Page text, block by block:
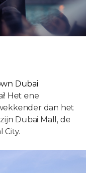
Dubai
Het ene
dan het
Dubai Mall, de
City.